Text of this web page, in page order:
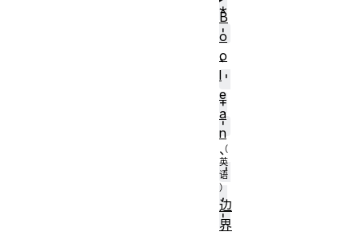
*
'
、
'
+
'
、
'
,
'
B
o
o
l
e
a
n
边
界